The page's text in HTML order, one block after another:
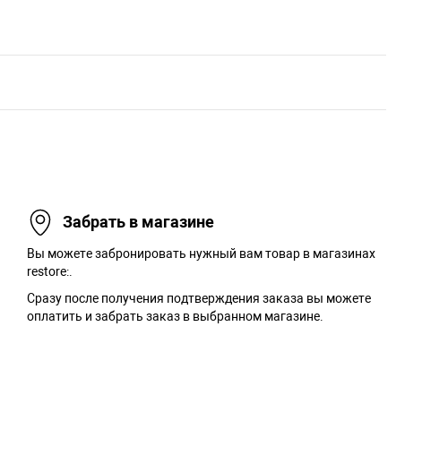
Забрать в магазине
Вы можете забронировать нужный вам товар в магазинах
restore:.
Сразу после получения подтверждения заказа вы можете
оплатить и забрать заказ в выбранном магазине.